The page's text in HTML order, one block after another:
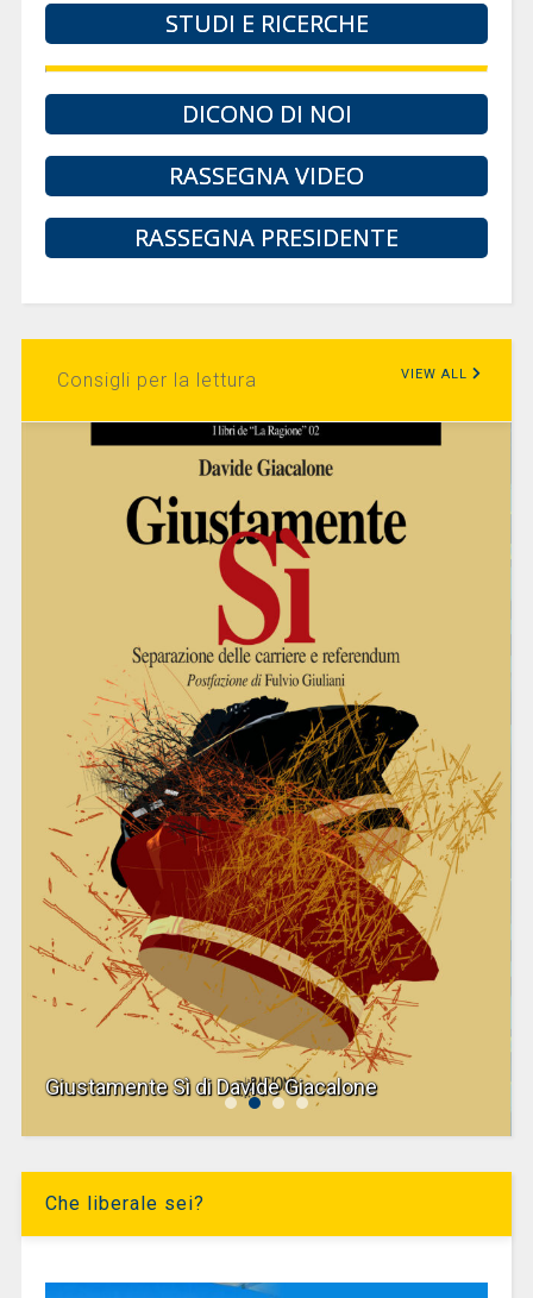
STUDI E RICERCHE
DICONO DI NOI
RASSEGNA VIDEO
RASSEGNA PRESIDENTE
Consigli per la lettura VIEW ALL
Giustamente Sì di Davide Giacalone
Che liberale sei?